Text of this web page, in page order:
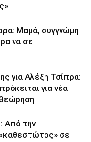
Μαμά, συγγνώμη
να σε
για Αλέξη Τσίπρα:
για νέα
Από την
σε